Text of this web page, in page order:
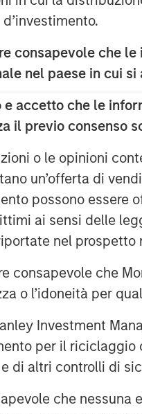
consapevole che
nel paese in cui
e accetto che le
il previo consenso
o le opinioni
un’offerta di
possono essere
ai sensi delle
nel
consapevole che
o l’idoneità per
Investment
per il riciclaggio
di altri controlli di
che
of our Expansion
of Private Credit and
team brings outsized
proven business
established
investment insight
Expansion Capital
believe that our
Expansion Capital
legacy of
returns for its
term capital
Chief
investing and